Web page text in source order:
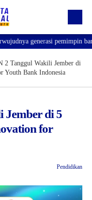
generasi pemimpin
2 Tanggul Wakili Jember di
Youth Bank Indonesia
Jember di 5
for
Pendidikan